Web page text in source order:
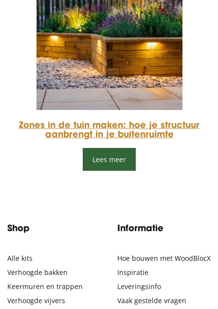
Zones in de tuin maken: hoe je structuur
aanbrengt in je buitenruimte
Lees meer
Shop
Alle kits
Verhoogde bakken
Keermuren en trappen
Verhoogde vijvers
Informatie
Hoe bouwen met WoodBlocX
Inspiratie
Leveringsinfo
Vaak gestelde vragen